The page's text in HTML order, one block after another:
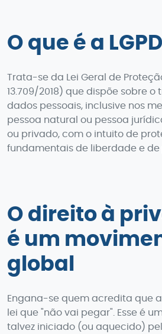
O que é a
Trata-se da Lei Geral de
13.709/2018) que dispõe sobre
dados pessoais, inclusive nos
pessoa natural ou pessoa
ou privado, com o intuito de
fundamentais de liberdade e de
O direito à
é um
global
Engana-se quem acredita que a
lei que "não vai pegar". Esse é
talvez iniciado (ou aquecido)